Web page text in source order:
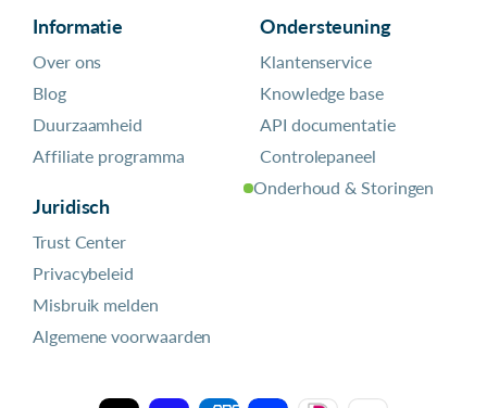
Informatie
Over ons
Blog
Duurzaamheid
Affiliate programma
Juridisch
Trust Center
Privacybeleid
Misbruik melden
Algemene voorwaarden
Ondersteuning
Klantenservice
Knowledge base
API documentatie
Controlepaneel
Onderhoud & Storingen